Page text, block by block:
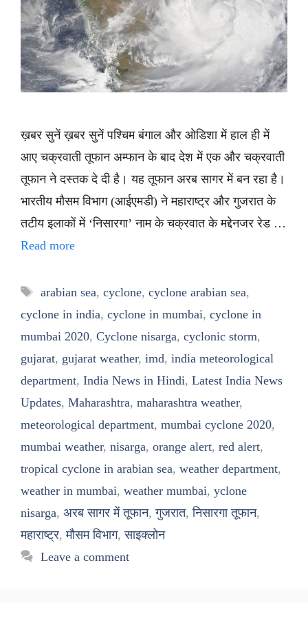
ख़बर सुनें ख़बर सुनें पश्चिम बंगाल और ओडिशा में हाल ही में
आए चक्रवाती तूफान अम्फान के बाद देश में एक और चक्रवाती
तूफान ने दस्तक दे दी है। यह तूफान अरब सागर में बन रहा है।
भारतीय मौसम विभाग (आईएमडी) ने महाराष्ट्र और गुजरात के
तटीय इलाकों में ‘निसारगा’ नाम के चक्रवात के मद्देनजर रेड …
Read more
Tags
arabian sea, cyclone, cyclone arabian sea,
cyclone in india, cyclone in mumbai, cyclone in
mumbai 2020, Cyclone nisarga, cyclonic storm,
gujarat, gujarat weather, imd, india meteorological
department, India News in Hindi, Latest India News
Updates, Maharashtra, maharashtra weather,
meteorological department, mumbai cyclone 2020,
mumbai weather, nisarga, orange alert, red alert,
tropical cyclone in arabian sea, weather department,
weather in mumbai, weather mumbai, yclone
nisarga, अरब सागर में तूफान,गुजरात,निसारगा तूफान,
महाराष्ट्र,मौसम विभाग,साइक्लोन
Leave a comment